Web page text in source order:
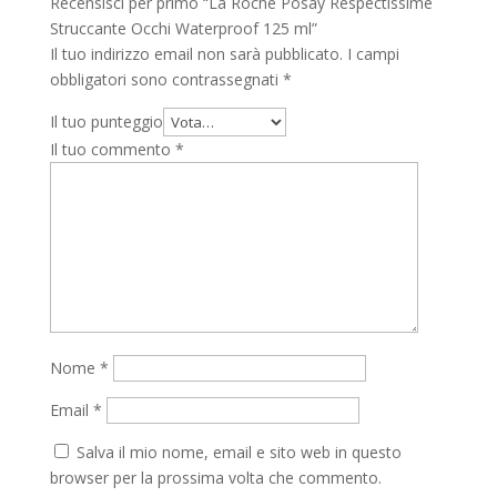
Struccante Occhi Waterproof 125 ml”
Il tuo indirizzo email non sarà pubblicato. I campi
obbligatori sono contrassegnati *
Il tuo punteggio
Il tuo commento *
Nome *
Email *
Salva il mio nome, email e sito web in questo
browser per la prossima volta che commento.